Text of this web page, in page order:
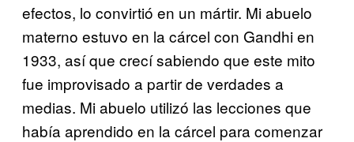
efectos, lo convirtió en un mártir. Mi abuelo
materno estuvo en la cárcel con Gandhi en
1933, así que crecí sabiendo que este mito
fue improvisado a partir de verdades a
medias. Mi abuelo utilizó las lecciones que
había aprendido en la cárcel para comenzar